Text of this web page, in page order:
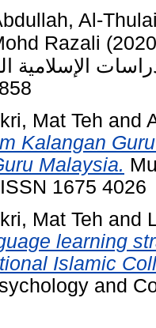
Al-
Razali
Mat Teh and
Kalangan
Malaysia.
1675 4026
Mat Teh and
learning
Islamic
and